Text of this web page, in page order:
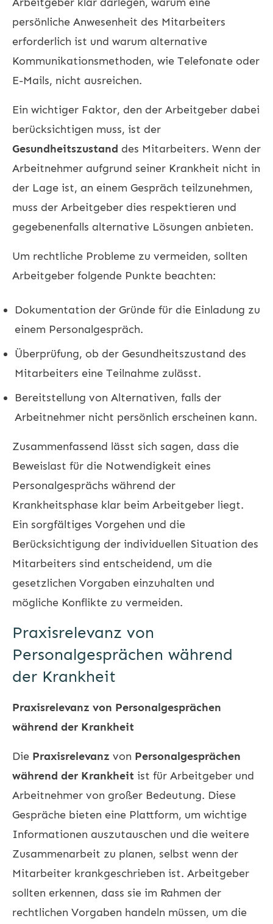
persönliche Anwesenheit des Mitarbeiters
erforderlich ist und warum alternative
Kommunikationsmethoden, wie Telefonate oder
E-Mails, nicht ausreichen.
Ein wichtiger Faktor, den der Arbeitgeber dabei
berücksichtigen muss, ist der
Gesundheitszustand des Mitarbeiters. Wenn der
Arbeitnehmer aufgrund seiner Krankheit nicht in
der Lage ist, an einem Gespräch teilzunehmen,
muss der Arbeitgeber dies respektieren und
gegebenenfalls alternative Lösungen anbieten.
Um rechtliche Probleme zu vermeiden, sollten
Arbeitgeber folgende Punkte beachten:
Dokumentation der Gründe für die Einladung zu
einem Personalgespräch.
Überprüfung, ob der Gesundheitszustand des
Mitarbeiters eine Teilnahme zulässt.
Bereitstellung von Alternativen, falls der
Arbeitnehmer nicht persönlich erscheinen kann.
Zusammenfassend lässt sich sagen, dass die
Beweislast für die Notwendigkeit eines
Personalgesprächs während der
Krankheitsphase klar beim Arbeitgeber liegt.
Ein sorgfältiges Vorgehen und die
Berücksichtigung der individuellen Situation des
Mitarbeiters sind entscheidend, um die
gesetzlichen Vorgaben einzuhalten und
mögliche Konflikte zu vermeiden.
Praxisrelevanz von
Personalgesprächen während
der Krankheit
Praxisrelevanz von Personalgesprächen
während der Krankheit
Die Praxisrelevanz von Personalgesprächen
während der Krankheit ist für Arbeitgeber und
Arbeitnehmer von großer Bedeutung. Diese
Gespräche bieten eine Plattform, um wichtige
Informationen auszutauschen und die weitere
Zusammenarbeit zu planen, selbst wenn der
Mitarbeiter krankgeschrieben ist. Arbeitgeber
sollten erkennen, dass sie im Rahmen der
rechtlichen Vorgaben handeln müssen, um die